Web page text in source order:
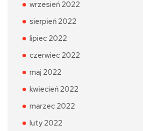
wrzesień 2022
sierpień 2022
lipiec 2022
czerwiec 2022
maj 2022
kwiecień 2022
marzec 2022
luty 2022